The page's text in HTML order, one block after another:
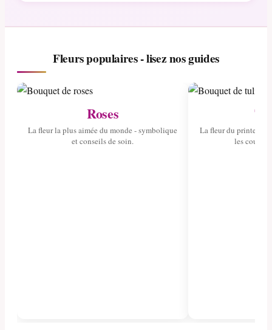
Fleurs populaires - lisez nos guides
Roses
La fleur la plus aimée du monde - symbolique
et conseils de soin.
La fleur du
les